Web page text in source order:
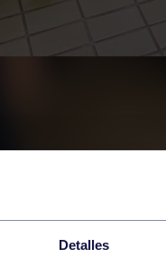
Detalles